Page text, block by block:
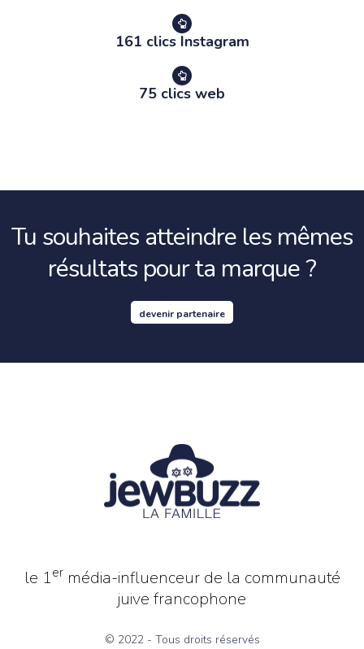
161 clics Instagram
75 clics web
Tu souhaites atteindre les mêmes
résultats pour ta marque ?
devenir partenaire
le 1ermédia-influenceur de la communauté
juive francophone
© 2022 - Tous droits réservés